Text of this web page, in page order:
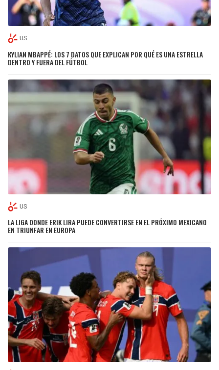
US
KYLIAN MBAPPÉ: LOS 7 DATOS QUE EXPLICAN POR QUÉ ES UNA ESTRELLA
DENTRO Y FUERA DEL FÚTBOL
US
LA LIGA DONDE ERIK LIRA PUEDE CONVERTIRSE EN EL PRÓXIMO MEXICANO
EN TRIUNFAR EN EUROPA